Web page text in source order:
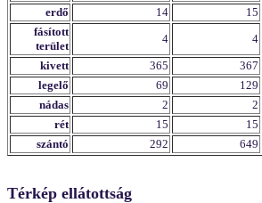
erdő 14 15
fásított
terület
4 4
kivett
365 367
legelő
69 129
nádas
2 2
rét
15 15
szántó
292 649
Térkép ellátottság